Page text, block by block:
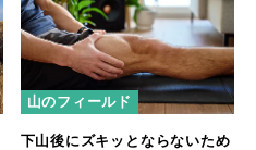
山のフィールド
下山後にズキッとならないため